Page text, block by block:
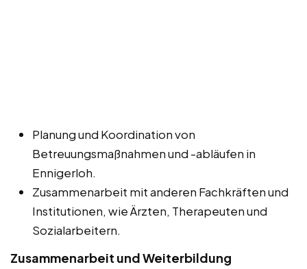
Planung und Koordination von
Betreuungsmaßnahmen und -abläufen in
Ennigerloh.
Zusammenarbeit mit anderen Fachkräften und
Institutionen, wie Ärzten, Therapeuten und
Sozialarbeitern.
Zusammenarbeit und Weiterbildung